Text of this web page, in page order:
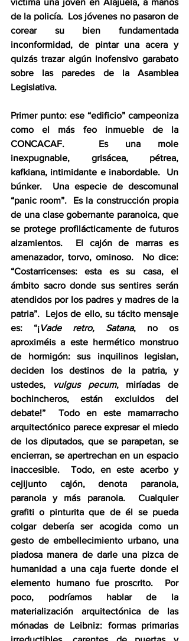
víctima una joven en Alajuela, a manos
de la policía.  Los jóvenes no pasaron de
corear su bien fundamentada
inconformidad, de pintar una acera y
quizás trazar algún inofensivo garabato
sobre las paredes de la Asamblea
Legislativa.
Primer punto: ese “edificio” campeoniza
como el más feo inmueble de la
CONCACAF.  Es una mole
inexpugnable, grisácea, pétrea,
kafkiana, intimidante e inabordable.  Un
búnker.  Una especie de descomunal
“panic room”.  Es la construcción propia
de una clase gobernante paranoica, que
se protege profilácticamente de futuros
alzamientos.  El cajón de marras es
amenazador, torvo, ominoso.  No dice:
“Costarricenses: esta es su casa, el
ámbito sacro donde sus sentires serán
atendidos por los padres y madres de la
patria”.  Lejos de ello, su tácito mensaje
es: “¡Vade retro, Satana, no os
aproximéis a este hermético monstruo
de hormigón: sus inquilinos legislan,
deciden los destinos de la patria, y
ustedes,
vulgus pecum, miríadas de
bochincheros, están excluidos del
debate!”  Todo en este mamarracho
arquitectónico parece expresar el miedo
de los diputados, que se parapetan, se
encierran, se apertrechan en un espacio
inaccesible.  Todo, en este acerbo y
cejijunto cajón, denota paranoia,
paranoia y más paranoia.  Cualquier
grafiti o pinturita que de él se pueda
colgar debería ser acogida como un
gesto de embellecimiento urbano, una
piadosa manera de darle una pizca de
humanidad a una caja fuerte donde el
elemento humano fue proscrito.  Por
poco, podríamos hablar de la
materialización arquitectónica de las
mónadas de Leibniz: formas primarias